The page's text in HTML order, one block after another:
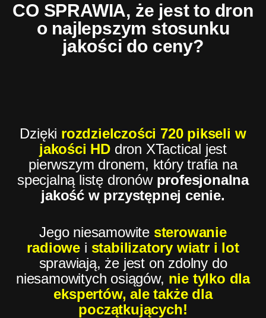
CO SPRAWIA, że jest to dron
o najlepszym stosunku
jakości do ceny?
Dzięki rozdzielczości 720 pikseli w
jakości HD dron XTactical jest
pierwszym dronem, który trafia na
specjalną listę dronów profesjonalna
jakość w przystępnej cenie.
Jego niesamowite sterowanie
radiowe i stabilizatory wiatr i lot
sprawiają, że jest on zdolny do
niesamowitych osiągów, nie tylko dla
ekspertów, ale także dla
początkujących!